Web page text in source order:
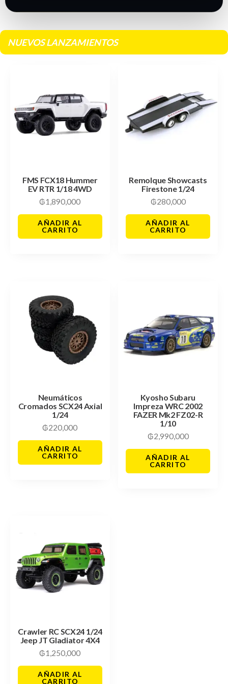
NUEVOS LANZAMIENTOS
FMS FCX18 Hummer
EV RTR 1/18 4WD
₲1,890,000
AÑADIR AL
CARRITO
Remolque Showcasts
Firestone 1/24
₲280,000
AÑADIR AL
CARRITO
Neumáticos
Cromados SCX24 Axial
1/24
₲220,000
AÑADIR AL
CARRITO
Kyosho Subaru
Impreza WRC 2002
FAZER Mk2 FZ02-R
1/10
₲2,990,000
AÑADIR AL
CARRITO
Crawler RC SCX24 1/24
Jeep JT Gladiator 4X4
₲1,250,000
AÑADIR AL
CARRITO